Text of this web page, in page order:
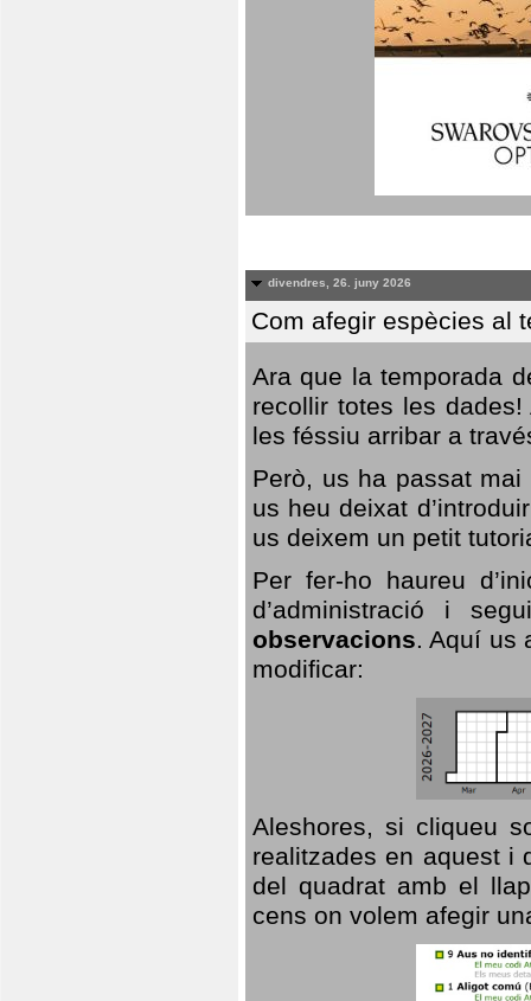
divendres, 26. juny 2026
Com afegir espècies al
Ara que la temporada
recollir totes les
les féssiu arribar a
Però, us ha passat
us heu deixat
us deixem un petit
Per fer-ho haureu
d’administració i
observacions. Aquí us
modificar:
Aleshores, si cliqueu
realitzades en aquest i
del quadrat amb el
cens on volem afegir